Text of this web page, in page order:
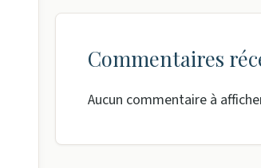
Commentaires
Aucun commentaire à